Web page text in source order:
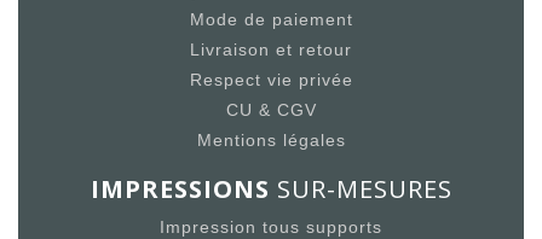
Mode de paiement
Livraison et retour
Respect vie privée
CU & CGV
Mentions légales
IMPRESSIONS SUR-MESURES
Impression tous supports